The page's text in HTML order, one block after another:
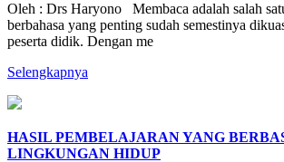
Oleh : Drs Haryono Membaca adalah salah
berbahasa yang penting sudah semestinya
peserta didik. Dengan me
Selengkapnya
HASIL PEMBELAJARAN YANG
LINGKUNGAN HIDUP